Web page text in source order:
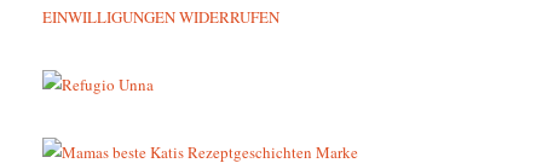
EINWILLIGUNGEN WIDERRUFEN